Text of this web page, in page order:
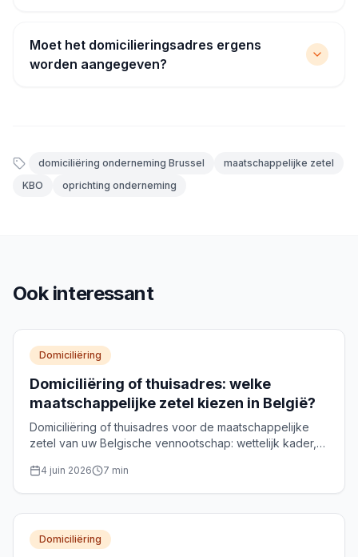
Moet het domicilieringsadres ergens
worden aangegeven?
domiciliëring onderneming Brussel
maatschappelijke zetel
KBO
oprichting onderneming
Ook interessant
Domiciliëring
Domiciliëring of thuisadres: welke
maatschappelijke zetel kiezen in België?
Domiciliëring of thuisadres voor de maatschappelijke
zetel van uw Belgische vennootschap: wettelijk kader,
vergeleken.
4 juin 2026 7 min
Domiciliëring